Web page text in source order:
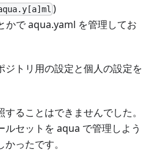
)
かで aqua.yaml を管理してお
ジトリ用の設定と個人の設定を
ることはできませんでした。
セットを aqua で管理しよう
ったです。